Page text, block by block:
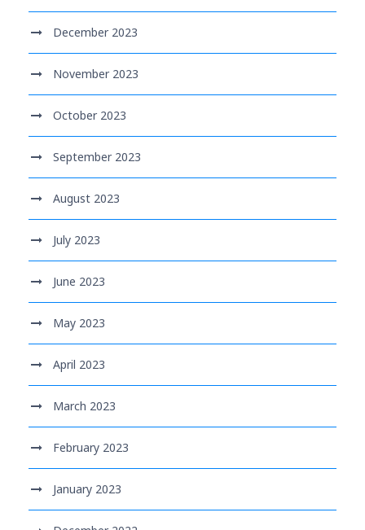
December 2023
November 2023
October 2023
September 2023
August 2023
July 2023
June 2023
May 2023
April 2023
March 2023
February 2023
January 2023